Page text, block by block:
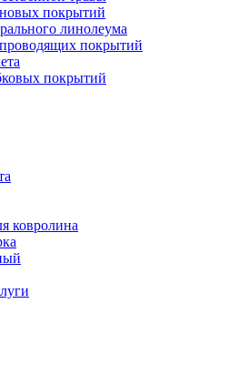
покрытий
линолеума
покрытий
покрытий
ковролина